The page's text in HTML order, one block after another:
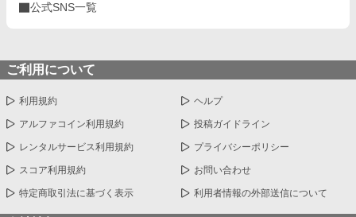
公式SNS一覧
ご利用について
利用規約 ヘルプ
アルファコイン利用規約 投稿ガイドライン
レンタルサービス利用規約 プライバシーポリシー
スコア利用規約 お問い合わせ
特定商取引法に基づく表示 利用者情報の外部送信について